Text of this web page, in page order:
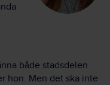
både stadsdelen
hon. Men det ska inte